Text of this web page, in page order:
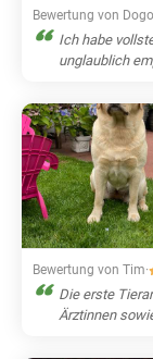
Bewertung von
Ich habe
unglaublich
Bewertung von Tim·
Die erste
Ärztinnen